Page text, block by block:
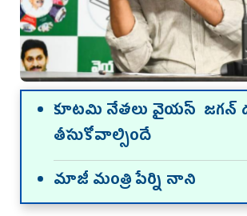
కూట‌మి నేత‌లు వైయ‌స్ జగన్
తీసుకోవాల్సిందే
మాజీ మంత్రి పేర్ని నాని